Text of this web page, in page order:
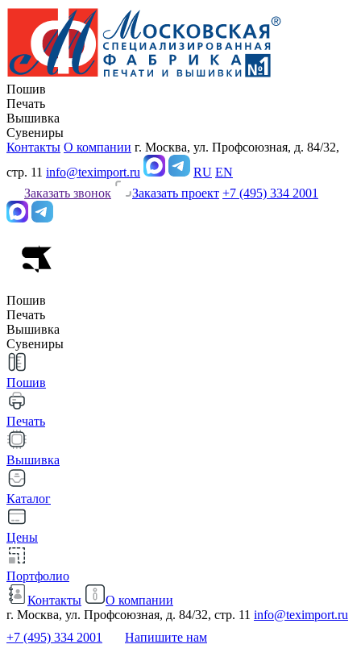
Пошив
Печать
Вышивка
Сувениры
Контакты О компании г. Москва, ул. Профсоюзная, д. 84/32,
стр. 11 info@teximport.ru RU EN
Заказать звонок
Заказать проект +7 (495) 334 2001
Пошив
Печать
Вышивка
Сувениры
Пошив
Печать
Вышивка
Каталог
Цены
Портфолио
Контакты
О компании
г. Москва, ул. Профсоюзная, д. 84/32, стр. 11 info@teximport.ru
+7 (495) 334 2001
Напишите нам